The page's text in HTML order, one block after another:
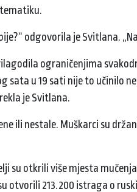
odgovorila je Svitlana.
ograničenjima
sata u 19 sati nije to učinilo
je Svitlana.
ili nestale. Muškarci su
su otkrili više mjesta
otvorili 213.200 istraga o